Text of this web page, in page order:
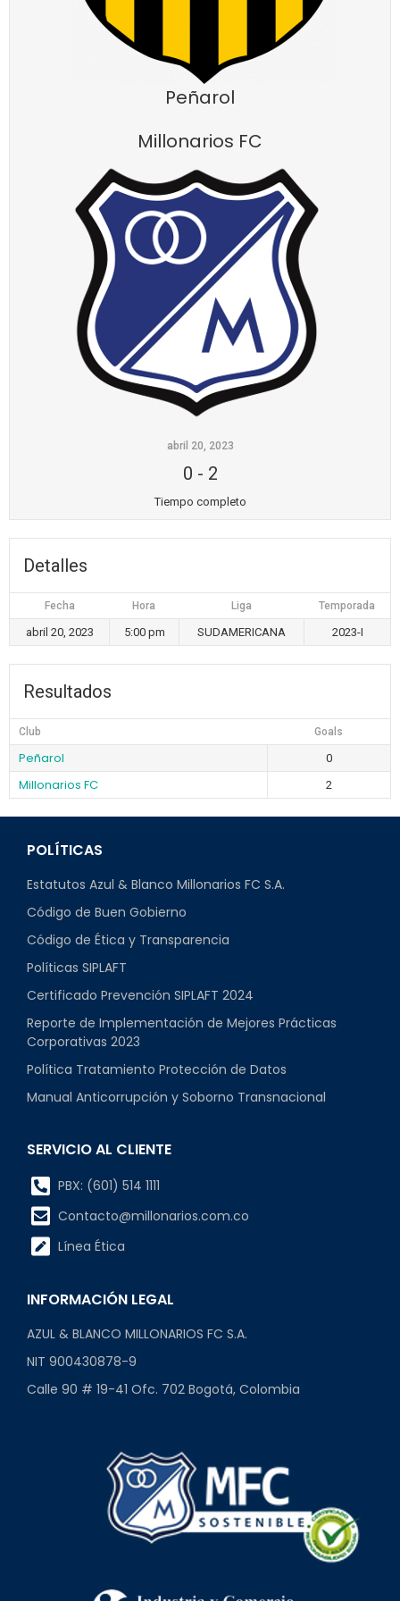
Peñarol
Millonarios FC
abril 20, 2023
0 - 2
Tiempo completo
Detalles
Fecha Hora Liga Temporada
abril 20, 2023 5:00 pm SUDAMERICANA 2023-I
Resultados
Club Goals
Peñarol 0
Millonarios FC 2
POLÍTICAS
Estatutos Azul & Blanco Millonarios FC S.A.
Código de Buen Gobierno
Código de Ética y Transparencia
Políticas SIPLAFT
Certificado Prevención SIPLAFT 2024
Reporte de Implementación de Mejores Prácticas
Corporativas 2023
Política Tratamiento Protección de Datos
Manual Anticorrupción y Soborno Transnacional
SERVICIO AL CLIENTE
PBX: (601) 514 1111
Contacto@millonarios.com.co
Línea Ética
INFORMACIÓN LEGAL
AZUL & BLANCO MILLONARIOS FC S.A.
NIT 900430878-9
Calle 90 # 19-41 Ofc. 702 Bogotá, Colombia